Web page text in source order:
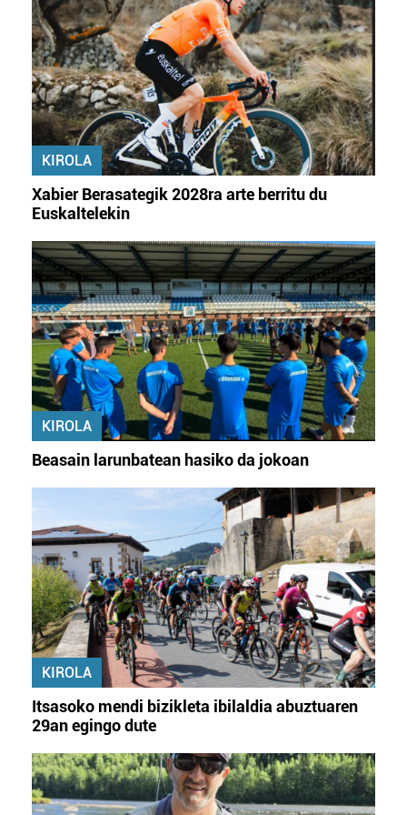
fitxategiak erabiltzen ditu. Zure esperientzia eta
zerbitzuak hobetzeko asmoz, cookie teknologiaz
baliatzen gara. Ohar hau onartuz gero, teknologia hori
erabiltzeko baimen esplizitua ematen diguzu. Gehiago
irakurri
KIROLA
Xabier Berasategik 2028ra arte berritu du
Euskaltelekin
KIROLA
Beasain larunbatean hasiko da jokoan
KIROLA
Itsasoko mendi bizikleta ibilaldia abuztuaren
29an egingo dute